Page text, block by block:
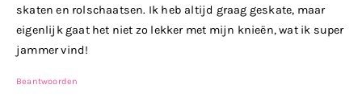
skaten en rolschaatsen. Ik heb altijd graag geskate, maar
eigenlijk gaat het niet zo lekker met mijn knieën, wat ik super
jammer vind!
Beantwoorden